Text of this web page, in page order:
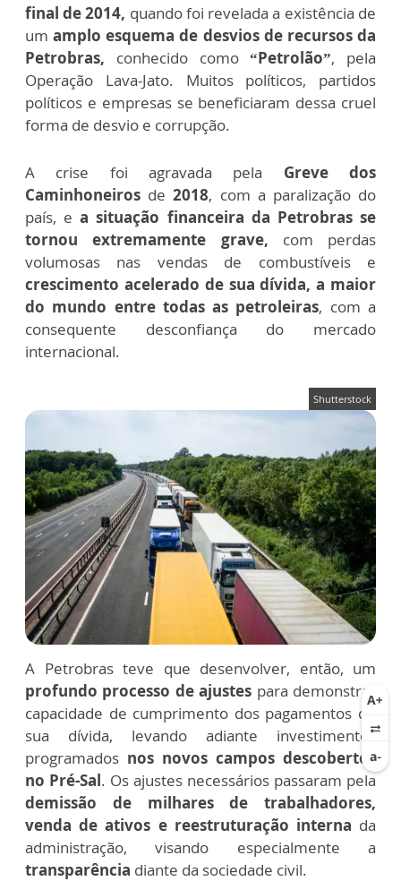
final de 2014, quando foi revelada a existência de
um amplo esquema de desvios de recursos da
Petrobras, conhecido como“Petrolão”, pela
Operação Lava-Jato. Muitos políticos, partidos
políticos e empresas se beneficiaram dessa cruel
forma de desvio e corrupção.
A crise foi agravada pela Greve dos
Caminhoneiros de2018, com a paralização do
país, ea situação financeira da Petrobras se
tornou extremamente grave, com perdas
volumosas nas vendas de combustíveis e
crescimento acelerado de sua dívida, a maior
do mundo entre todas as petroleiras, com a
consequente desconfiança do mercado
internacional.
Shutterstock
A Petrobras teve que desenvolver, então, um
profundo processo de ajustes para demonstrar
capacidade de cumprimento dos pagamentos de
sua dívida, levando adiante investimentos
programados nos novos campos descobertos
no Pré-Sal. Os ajustes necessários passaram pela
demissão de milhares de trabalhadores,
venda de ativos e reestruturação interna da
administração, visando especialmente a
transparência diante da sociedade civil.